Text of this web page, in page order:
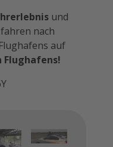
und
nach
auf
Flughafens!